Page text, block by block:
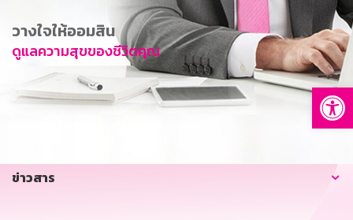
การพัฒนาที่ยั่งยืน
ข่าวสาร
บริการทางการเงิน
อื่นๆ
วางใจให้ออมสิน
ดูแลความสุขของชีวิตคุณ
ข่าวสาร